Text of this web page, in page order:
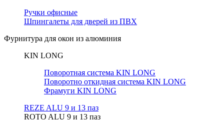
Ручки офисные
Шпингалеты для дверей из ПВХ
Фурнитура для окон из алюминия
KIN LONG
Поворотная система KIN LONG
Поворотно откидная система KIN LONG
Фрамуги KIN LONG
REZE ALU 9 и 13 паз
ROTO ALU 9 и 13 паз